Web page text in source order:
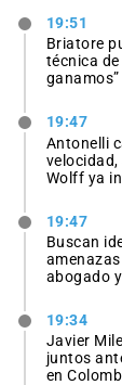
19:51
Briatore
técnica de
ganamos”
19:47
Antonelli
velocidad,
Wolff ya
19:47
Buscan
abogado
19:34
Javier
juntos
en